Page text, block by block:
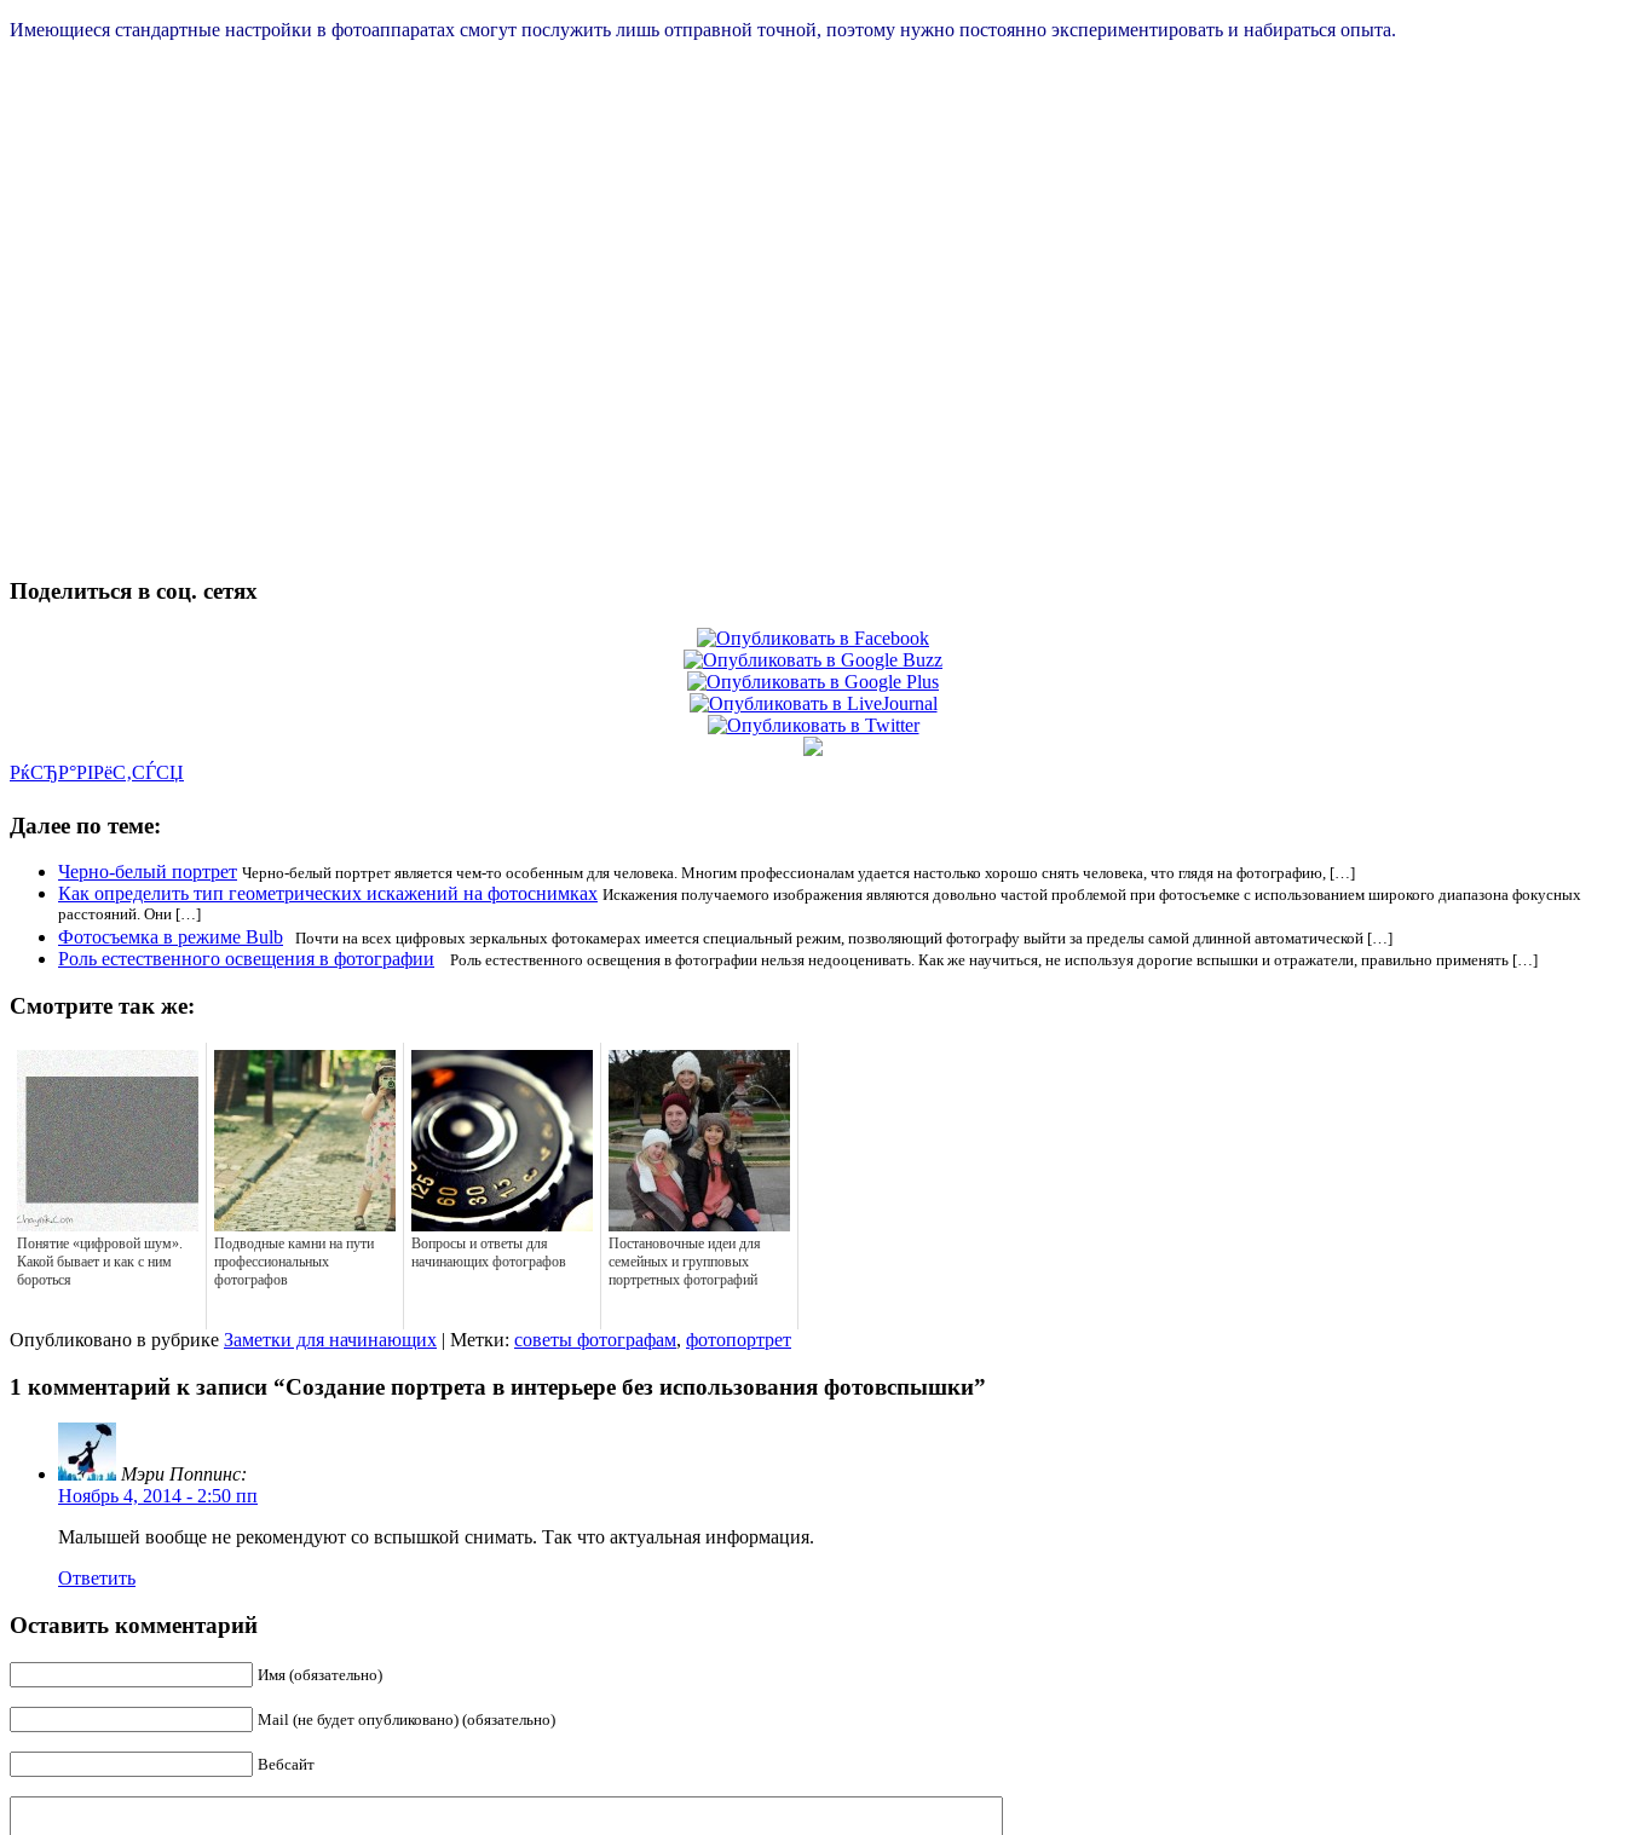
Имеющиеся стандартные настройки в фотоаппаратах смогут послужить лишь отправной точной, поэтому нужно постоянно экспериментировать и набираться опыта.
Поделиться в соц. сетях
РќСЂР°РІРёС‚СЃСЏ
Далее по теме:
Черно-белый портрет Черно-белый портрет является чем-то особенным для человека. Многим профессионалам удается настолько хорошо снять человека, что глядя на фотографию, […]
Как определить тип геометрических искажений на фотоснимках Искажения получаемого изображения являются довольно частой проблемой при фотосъемке с использованием широкого диапазона фокусных
расстояний. Они […]
Фотосъемка в режиме Вulb
Почти на всех цифровых зеркальных фотокамерах имеется специальный режим, позволяющий фотографу выйти за пределы самой длинной автоматической […]
Роль естественного освещения в фотографии Роль естественного освещения в фотографии нельзя недооценивать. Как же научиться, не используя дорогие вспышки и отражатели, правильно применять […]
Смотрите так же:
Понятие «цифровой шум».
Какой бывает и как с ним
бороться
Подводные камни на пути
профессиональных
фотографов
Вопросы и ответы для
начинающих фотографов
Постановочные идеи для
семейных и групповых
портретных фотографий
Опубликовано в рубрике Заметки для начинающих | Метки: советы фотографам, фотопортрет
1 комментарий к записи “Создание портрета в интерьере без использования фотовспышки”
Мэри Поппинс:
Ноябрь 4, 2014 - 2:50 пп
Малышей вообще не рекомендуют со вспышкой снимать. Так что актуальная информация.
Ответить
Оставить комментарий
Имя (обязательно)
Mail (не будет опубликовано) (обязательно)
Вебсайт